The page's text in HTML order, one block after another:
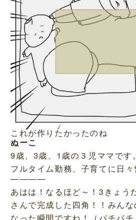
これが作りたかったのね
ぬーこ
9歳、3歳、1歳の３児ママです。
フルタイム勤務、子育てに日々
————
あはは！なるほど～！3きょう
さんで完成した四角！！みん